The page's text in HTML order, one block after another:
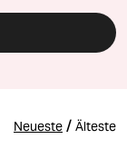
Neueste / Älteste